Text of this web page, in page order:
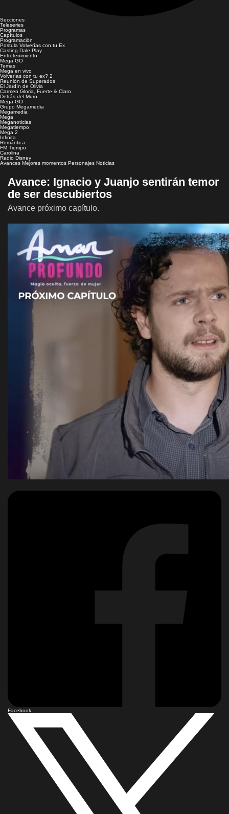
Secciones
Teleseries
Programas
Capítulos
Programación
Postula Volverías con tu Ex
Casting Dale Play
Entretenimiento
Mega GO
Temas
Mega en vivo
Volverías con tu ex? 2
Reunión de Superados
El Jardín de Olivia
Carmen Gloria, Fuerte & Claro
Detrás del Muro
Mega GO
Grupo Megamedia
Megamedia
Mega
Meganoticias
Megatiempo
Mega 2
Infinita
Romántica
FM Tiempo
Carolina
Radio Disney
Avances Mejores momentos Personajes Noticias
Avance: Ignacio y Juanjo sentirán temor
de ser descubiertos
Avance próximo capítulo.
Facebook